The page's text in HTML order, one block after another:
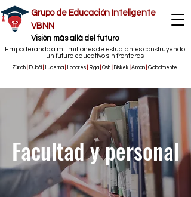
Grupo de Educación Inteligente
VBNN
​Visión más allá del futuro
Empoderando a mil millones de estudiantes construyendo
un futuro educativo sin fronteras
Zúrich Dubái Lucerna Londres Riga Osh Biskek Ajman Globalmente
Facultad y personal